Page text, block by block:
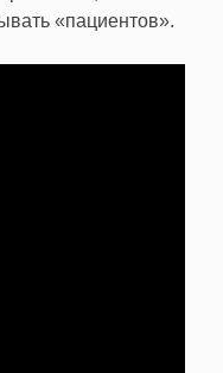
«пациентов».